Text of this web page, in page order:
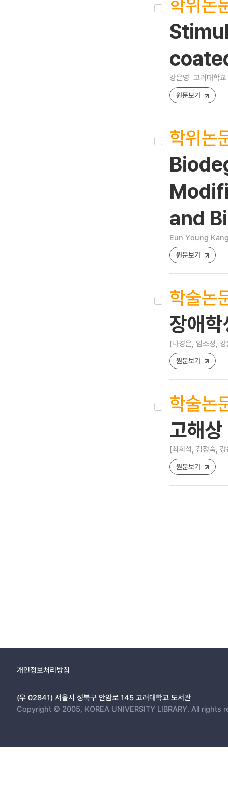
강은영 고려대학
원문보기
학위논
and
Eun Young
원문보기
학술논
장애
[나경은, 임소정,
원문보기
학술논
고해
[최희석, 김정숙,
원문보기
개인정보처리방침
(우 02841) 서울시 성북구 안암로 145 고려대학교 도서관
Copyright © 2005, KOREA UNIVERSITY LIBRARY. All rights